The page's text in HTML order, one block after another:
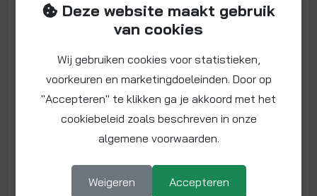
Senate Draindown terugloopvat
Artikelnummer: Senate-Draindown-
Deze website maakt gebruik
van cookies
Wij gebruiken cookies voor statistieken,
voorkeuren en marketingdoeleinden. Door op
"Accepteren" te klikken ga je akkoord met het
cookiebeleid zoals beschreven in onze
algemene voorwaarden.
Weigeren Accepteren